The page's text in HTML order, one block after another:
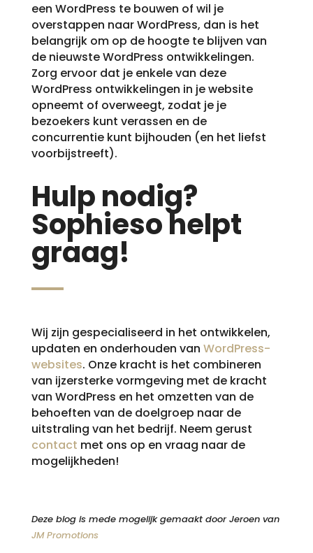
een WordPress te bouwen of wil je
overstappen naar WordPress, dan is het
belangrijk om op de hoogte te blijven van
de nieuwste WordPress ontwikkelingen.
Zorg ervoor dat je enkele van deze
WordPress ontwikkelingen in je website
opneemt of overweegt, zodat je je
bezoekers kunt verassen en de
concurrentie kunt bijhouden (en het liefst
voorbijstreeft).
Hulp nodig?
Sophieso helpt
graag!
Wij zijn gespecialiseerd in het ontwikkelen,
updaten en onderhouden van WordPress-
websites. Onze kracht is het combineren
van ijzersterke vormgeving met de kracht
van WordPress en het omzetten van de
behoeften van de doelgroep naar de
uitstraling van het bedrijf. Neem gerust
contact met ons op en vraag naar de
mogelijkheden!
Deze blog is mede mogelijk gemaakt door Jeroen van
JM Promotions